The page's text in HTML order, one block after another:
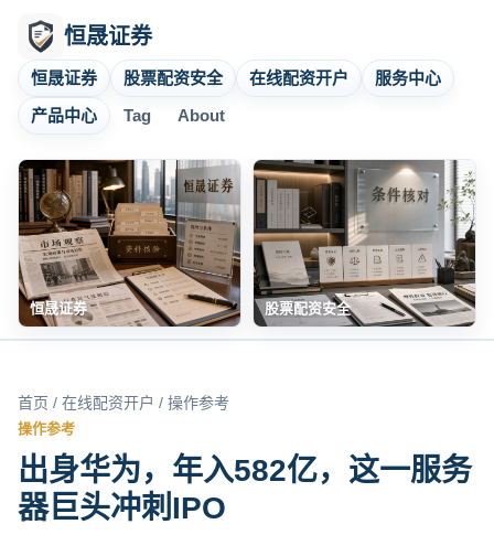
恒晟证券
恒晟证券 股票配资安全 在线配资开户
服务中心
产品中心
Tag About
恒晟证券 股票配资安全
首页 / 在线配资开户 / 操作参考
操作参考
出身华为，年入582亿，这一服务
器巨头冲刺IPO